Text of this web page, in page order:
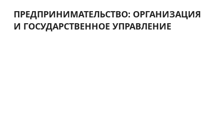
ПРЕДПРИНИМАТЕЛЬСТВО: ОРГАНИЗАЦИЯ
И ГОСУДАРСТВЕННОЕ УПРАВЛЕНИЕ